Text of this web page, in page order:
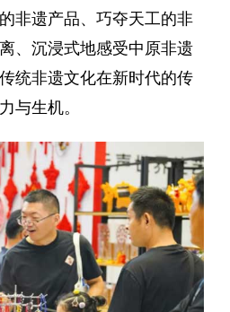
非遗产品、巧夺天工的非
、沉浸式地感受中原非遗
统非遗文化在新时代的传
与生机。